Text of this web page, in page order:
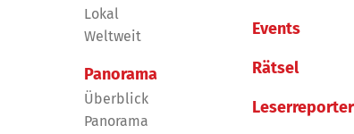
Lokal
Weltweit
Panorama
Überblick
Panorama
Events
Rätsel
Leserreporter